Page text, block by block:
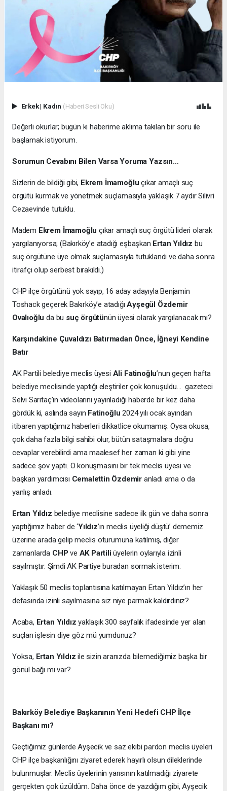
Erkek| Kadın (Haberi Sesli Oku)
Değerli okurlar; bugün ki haberime aklıma takılan bir soru ile
başlamak istiyorum.
Sorumun Cevabını Bilen Varsa Yoruma Yazsın…
Sizlerin de bildiği gibi, Ekrem İmamoğlu çıkar amaçlı suç
örgütü kurmak ve yönetmek suçlamasıyla yaklaşık 7 aydır Silivri
Cezaevinde tutuklu.
Madem Ekrem İmamoğlu çıkar amaçlı suç örgütü lideri olarak
yargılanıyorsa; (Bakırköy’e atadığı eşbaşkan Ertan Yıldız bu
suç örgütüne üye olmak suçlamasıyla tutuklandı ve daha sonra
itirafçı olup serbest bırakıldı.)
CHP ilçe örgütünü yok sayıp, 16 aday adayıyla Benjamin
Toshack geçerek Bakırköy’e atadığıAyşegül Özdemir
Ovalıoğlu da bu suç örgütünün üyesi olarak yargılanacak mı?
Karşındakine Çuvaldızı Batırmadan Önce, İğneyi Kendine
Batır
AK Partili belediye meclis üyesi Ali Fatinoğlu’nun geçen hafta
belediye meclisinde yaptığı eleştiriler çok konuşuldu… gazeteci
Selvi Sarıtaç’ın videolarını yayınladığı haberde bir kez daha
gördük ki, aslında sayın Fatinoğlu 2024 yılı ocak ayından
itibaren yaptığımız haberleri dikkatlice okumamış. Oysa okusa,
çok daha fazla bilgi sahibi olur, bütün sataşmalara doğru
cevaplar verebilirdi ama maalesef her zaman ki gibi yine
sadece şov yaptı. O konuşmasını bir tek meclis üyesi ve
başkan yardımcısı Cemalettin Özdemir anladı ama o da
yanlış anladı.
Ertan Yıldız belediye meclisine sadece ilk gün ve daha sonra
yaptığımız haber de ‘Yıldız’ın meclis üyeliği düştü’ dememiz
üzerine arada gelip meclis oturumuna katılmış, diğer
zamanlarda CHP ve AK Partiliüyelerin oylarıyla izinli
sayılmıştır. Şimdi AK Partiye buradan sormak isterim:
Yaklaşık 50 meclis toplantısına katılmayan Ertan Yıldız’ın her
defasında izinli sayılmasına siz niye parmak kaldırdınız?
Acaba, Ertan Yıldız yaklaşık 300 sayfalık ifadesinde yer alan
suçları işlesin diye göz mü yumdunuz?
Yoksa, Ertan Yıldız ile sizin aranızda bilemediğimiz başka bir
gönül bağı mı var?
Bakırköy Belediye Başkanının Yeni Hedefi CHP İlçe
Başkanı mı?
Geçtiğimiz günlerde Ayşecik ve saz ekibi pardon meclis üyeleri
CHP ilçe başkanlığını ziyaret ederek hayırlı olsun dileklerinde
bulunmuşlar. Meclis üyelerinin yarısının katılmadığı ziyarete
gerçekten çok üzüldüm. Daha önce de yazdığım gibi, Ayşecik